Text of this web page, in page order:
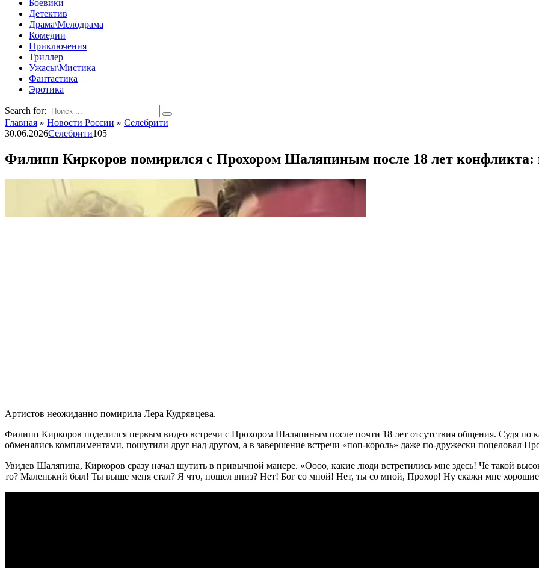
Боевики
Детектив
Драма\Мелодрама
Комедии
Приключения
Триллер
Ужасы\Мистика
Фантастика
Эротика
Search for:
Главная » Новости России » Селебрити
30.06.2026Селебрити105
Филипп Киркоров помирился с Прохором Шаляпиным после 18 лет конфликта:
Артистов неожиданно помирила Лера Кудрявцева.
Филипп Киркоров поделился первым видео встречи с Прохором Шаляпиным после почти 18 лет отсутствия общения. Судя по
обменялись комплиментами, пошутили друг над другом, а в завершение встречи «поп-король» даже по-дружески поцеловал
Увидев Шаляпина, Киркоров сразу начал шутить в привычной манере. «Оооо, какие люди встретились мне здесь! Че такой
то? Маленький был! Ты выше меня стал? Я что, пошел вниз? Нет! Бог со мной! Нет, ты со мной, Прохор! Ну скажи мне